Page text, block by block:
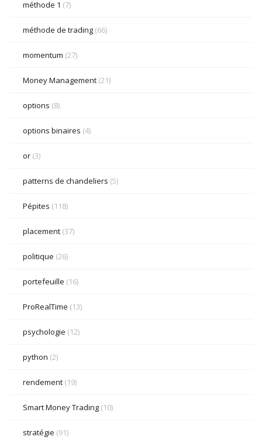
méthode 1 (7)
méthode de trading (66)
momentum (27)
Money Management (21)
options (8)
options binaires (4)
or (3)
patterns de chandeliers (5)
Pépites (118)
placement (37)
politique (26)
portefeuille (16)
ProRealTime (13)
psychologie (12)
python (2)
rendement (19)
Smart Money Trading (10)
stratégie (91)